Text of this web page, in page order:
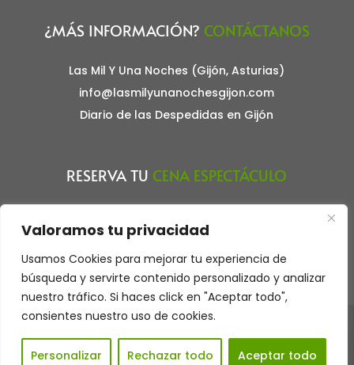
Valoramos tu privacidad
Usamos Cookies para mejorar tu experiencia de
búsqueda y servirte contenido personalizado y analizar
nuestro tráfico. Si haces click en "Aceptar todo",
consientes nuestro uso de cookies.
Personalizar Rechazar todo Aceptar todo
¿MÁS INFORMACIÓN? CONTÁCTANOS
Las Mil Y Una Noches (Gijón, Asturias)
info@lasmilyunanochesgijon.com
Diario de las Despedidas en Gijón
RESERVA TU CENA ESPECTÁCULO
675.863.968
Aviso Legal
Restaurante Cena Espectáculo Las Mil y Una Noches. Gijón,
Asturias